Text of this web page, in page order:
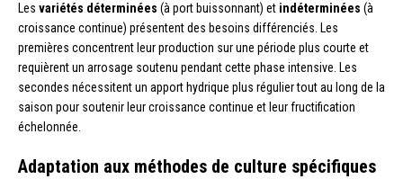
Les variétés déterminées (à port buissonnant) et indéterminées (à
croissance continue) présentent des besoins différenciés. Les
premières concentrent leur production sur une période plus courte et
requièrent un arrosage soutenu pendant cette phase intensive. Les
secondes nécessitent un apport hydrique plus régulier tout au long de la
saison pour soutenir leur croissance continue et leur fructification
échelonnée.
Adaptation aux méthodes de culture spécifiques